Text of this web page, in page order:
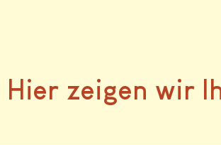
Hier zeigen wir